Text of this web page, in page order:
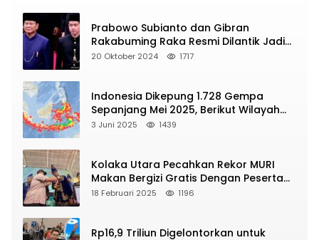
Prabowo Subianto dan Gibran
Rakabuming Raka Resmi Dilantik Jadi
Presiden dan Wapres RI
20 Oktober 2024 1717
Indonesia Dikepung 1.728 Gempa
Sepanjang Mei 2025, Berikut Wilayah
Yang Intens Diguncang!
3 Juni 2025 1439
Kolaka Utara Pecahkan Rekor MURI
Makan Bergizi Gratis Dengan Peserta
Terbanyak
18 Februari 2025 1196
Rp16,9 Triliun Digelontorkan untuk